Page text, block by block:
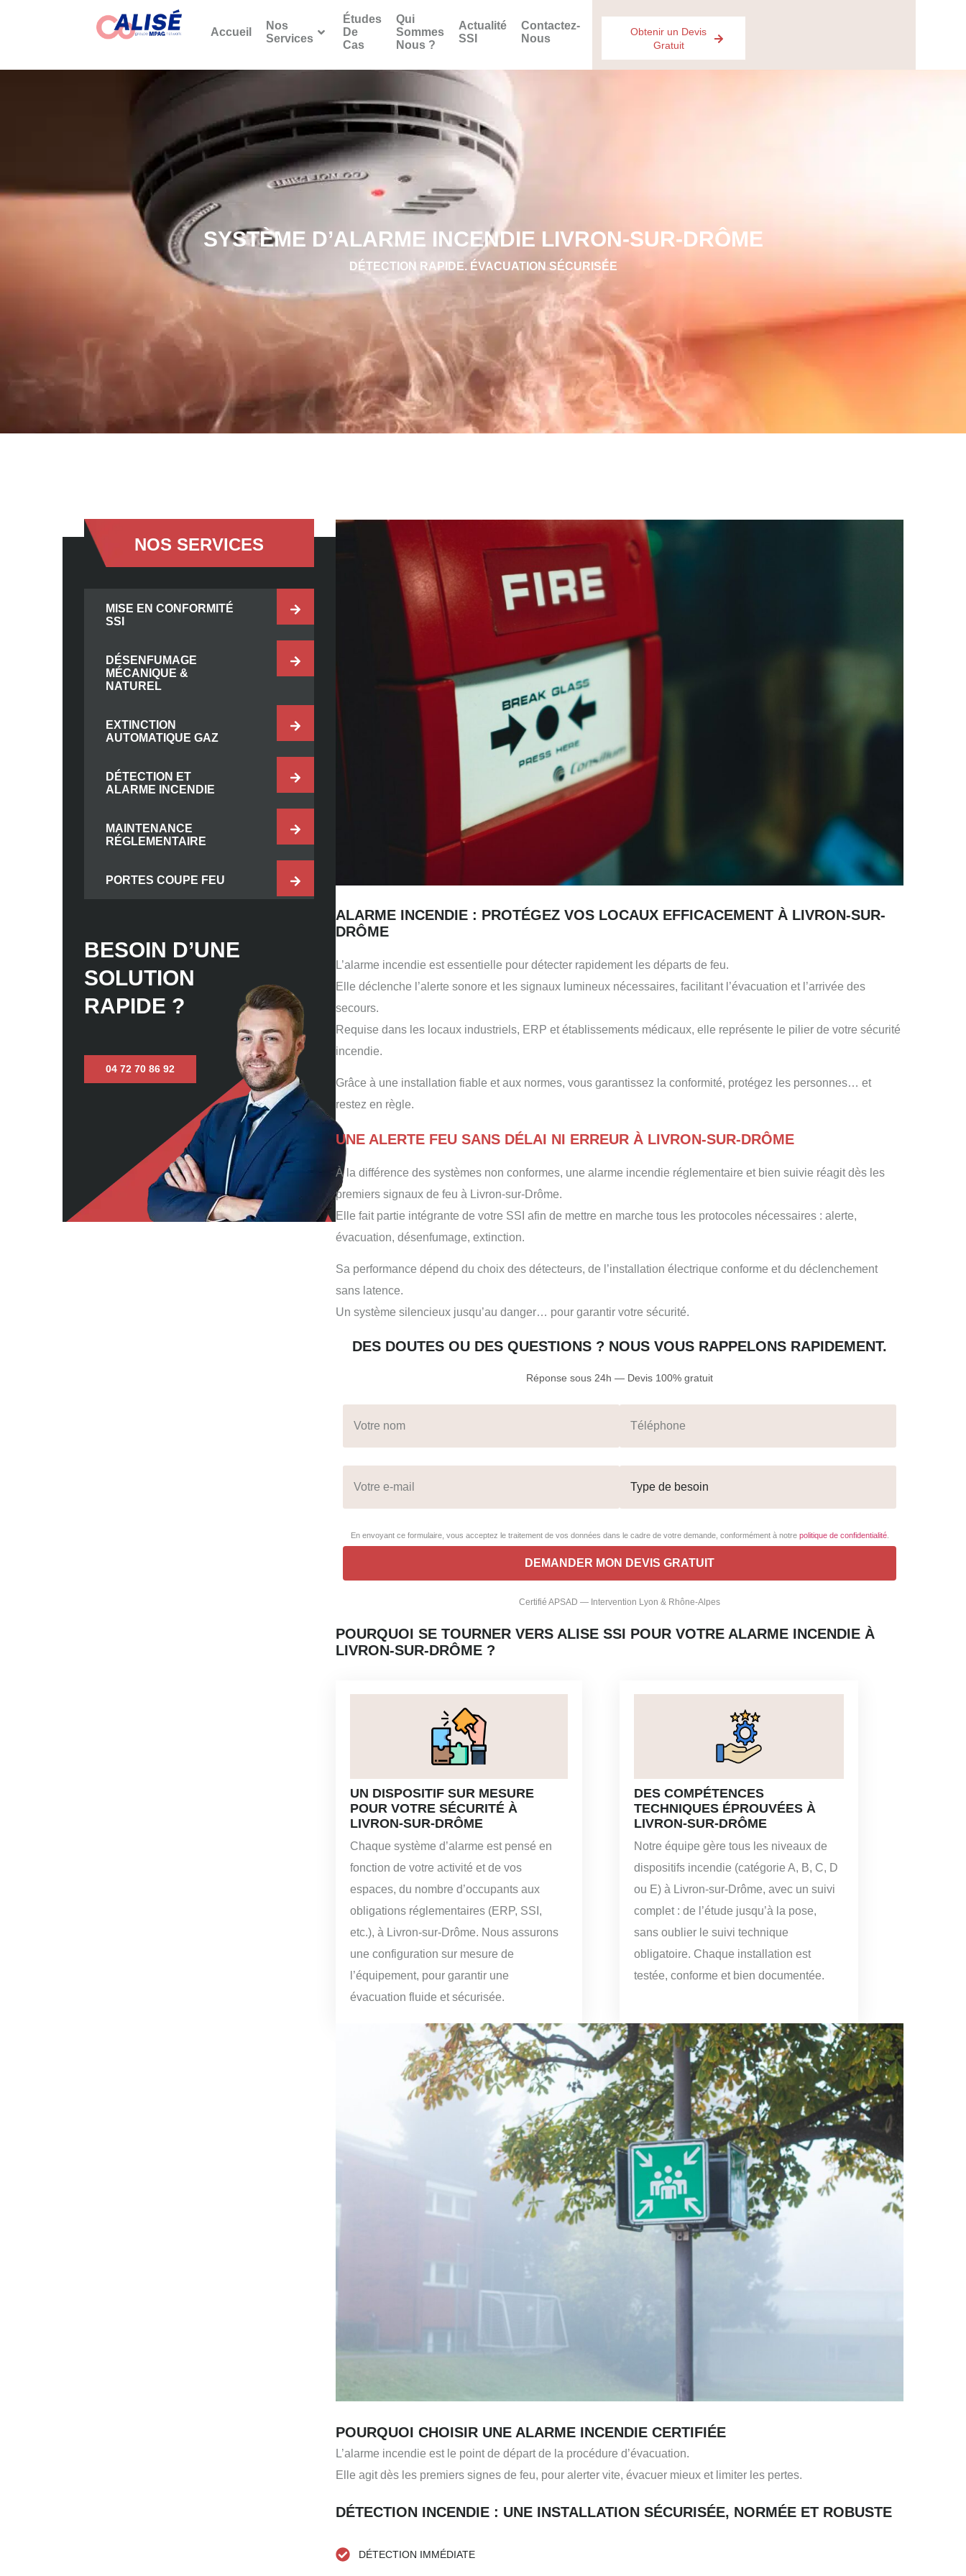
Accueil
Nos
Services
Études
De
Cas
Qui
Sommes
Nous ?
Actualité
SSI
Contactez-
Nous
Obtenir un Devis
Gratuit
SYSTÈME D’ALARME INCENDIE LIVRON-SUR-DRÔME
DÉTECTION RAPIDE. ÉVACUATION SÉCURISÉE
NOS SERVICES
MISE EN CONFORMITÉ
SSI
DÉSENFUMAGE
MÉCANIQUE &
NATUREL
EXTINCTION
AUTOMATIQUE GAZ
DÉTECTION ET
ALARME INCENDIE
MAINTENANCE
RÉGLEMENTAIRE
PORTES COUPE FEU
BESOIN D’UNE
SOLUTION
RAPIDE ?
04 72 70 86 92
ALARME INCENDIE : PROTÉGEZ VOS LOCAUX EFFICACEMENT À LIVRON-SUR-
DRÔME
L’alarme incendie est essentielle pour détecter rapidement les départs de feu.
Elle déclenche l’alerte sonore et les signaux lumineux nécessaires, facilitant l’évacuation et l’arrivée des
secours.
Requise dans les locaux industriels, ERP et établissements médicaux, elle représente le pilier de votre sécurité
incendie.
Grâce à une installation fiable et aux normes, vous garantissez la conformité, protégez les personnes… et
restez en règle.
UNE ALERTE FEU SANS DÉLAI NI ERREUR À LIVRON-SUR-DRÔME
À la différence des systèmes non conformes, une alarme incendie réglementaire et bien suivie réagit dès les
premiers signaux de feu à Livron-sur-Drôme.
Elle fait partie intégrante de votre SSI afin de mettre en marche tous les protocoles nécessaires : alerte,
évacuation, désenfumage, extinction.
Sa performance dépend du choix des détecteurs, de l’installation électrique conforme et du déclenchement
sans latence.
Un système silencieux jusqu’au danger… pour garantir votre sécurité.
DES DOUTES OU DES QUESTIONS ? NOUS VOUS RAPPELONS RAPIDEMENT.
Réponse sous 24h — Devis 100% gratuit
En envoyant ce formulaire, vous acceptez le traitement de vos données dans le cadre de votre demande, conformément à notre politique de confidentialité.
Certifié APSAD — Intervention Lyon & Rhône-Alpes
POURQUOI SE TOURNER VERS ALISE SSI POUR VOTRE ALARME INCENDIE À
LIVRON-SUR-DRÔME ?
UN DISPOSITIF SUR MESURE
POUR VOTRE SÉCURITÉ À
LIVRON-SUR-DRÔME
Chaque système d’alarme est pensé en
fonction de votre activité et de vos
espaces, du nombre d’occupants aux
obligations réglementaires (ERP, SSI,
etc.), à Livron-sur-Drôme. Nous assurons
une configuration sur mesure de
l’équipement, pour garantir une
évacuation fluide et sécurisée.
DES COMPÉTENCES
TECHNIQUES ÉPROUVÉES À
LIVRON-SUR-DRÔME
Notre équipe gère tous les niveaux de
dispositifs incendie (catégorie A, B, C, D
ou E) à Livron-sur-Drôme, avec un suivi
complet : de l’étude jusqu’à la pose,
sans oublier le suivi technique
obligatoire. Chaque installation est
testée, conforme et bien documentée.
POURQUOI CHOISIR UNE ALARME INCENDIE CERTIFIÉE
L’alarme incendie est le point de départ de la procédure d’évacuation.
Elle agit dès les premiers signes de feu, pour alerter vite, évacuer mieux et limiter les pertes.
DÉTECTION INCENDIE : UNE INSTALLATION SÉCURISÉE, NORMÉE ET ROBUSTE
DÉTECTION IMMÉDIATE